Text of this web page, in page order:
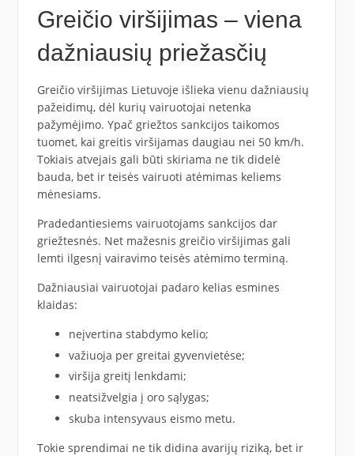
Greičio viršijimas – viena
dažniausių priežasčių
Greičio viršijimas Lietuvoje išlieka vienu dažniausių
pažeidimų, dėl kurių vairuotojai netenka
pažymėjimo. Ypač griežtos sankcijos taikomos
tuomet, kai greitis viršijamas daugiau nei 50 km/h.
Tokiais atvejais gali būti skiriama ne tik didelė
bauda, bet ir teisės vairuoti atėmimas keliems
mėnesiams.
Pradedantiesiems vairuotojams sankcijos dar
griežtesnės. Net mažesnis greičio viršijimas gali
lemti ilgesnį vairavimo teisės atėmimo terminą.
Dažniausiai vairuotojai padaro kelias esmines
klaidas:
neįvertina stabdymo kelio;
važiuoja per greitai gyvenvietėse;
viršija greitį lenkdami;
neatsižvelgia į oro sąlygas;
skuba intensyvaus eismo metu.
Tokie sprendimai ne tik didina avarijų riziką, bet ir